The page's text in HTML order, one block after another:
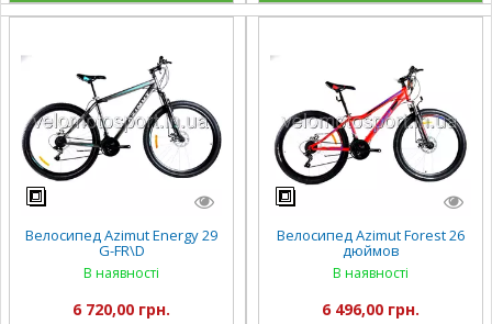
Велосипед Azimut Energy 29
G-FR\D
В наявності
6 720,00 грн.
Велосипед Azimut Forest 26
дюймов
В наявності
6 496,00 грн.